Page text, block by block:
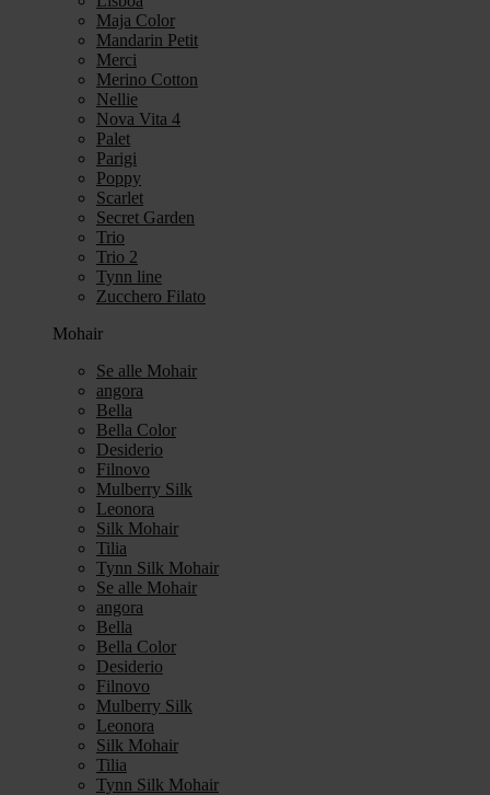
Maja Color
Mandarin Petit
Merci
Merino Cotton
Nellie
Nova Vita 4
Palet
Parigi
Poppy
Scarlet
Secret Garden
Trio
Trio 2
Tynn line
Zucchero Filato
Mohair
Se alle Mohair
angora
Bella
Bella Color
Desiderio
Filnovo
Mulberry Silk
Leonora
Silk Mohair
Tilia
Tynn Silk Mohair
Se alle Mohair
angora
Bella
Bella Color
Desiderio
Filnovo
Mulberry Silk
Leonora
Silk Mohair
Tilia
Tynn Silk Mohair